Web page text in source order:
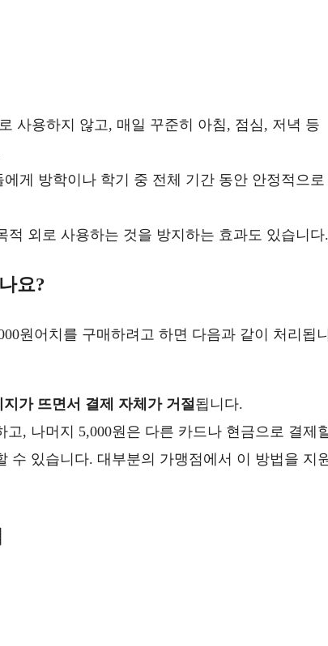
사용하지 않고, 매일 꾸준히 아침, 점심, 저녁 등
게 방학이나 학기 중 전체 기간 동안 안정적으로
적 외로 사용하는 것을 방지하는 효과도 있습니다.
요?
원어치를 구매하려고 하면 다음과 같이 처리됩
지가 뜨면서 결제 자체가 거절됩니다.
, 나머지 5,000원은 다른 카드나 현금으로 결제
수 있습니다. 대부분의 가맹점에서 이 방법을 지